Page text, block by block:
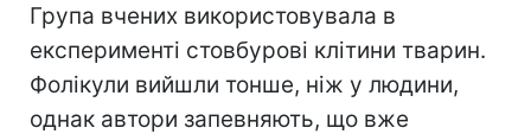
Група вчених використовувала в
експерименті стовбурові клітини тварин.
Фолікули вийшли тонше, ніж у людини,
однак автори запевняють, що вже